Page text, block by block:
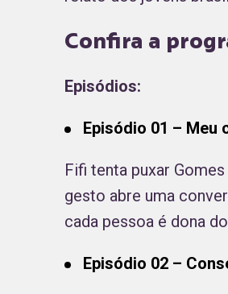
Confira a
Episódios:
Episódio 01 – Meu
Fifi tenta puxar
gesto abre uma
cada pessoa é dona
Episódio 02 –